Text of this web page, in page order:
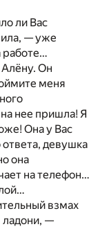
ли Вас
— уже
работе…
Он
меня
нее пришла! Я
Она у Вас
девушка
она
на телефон…
взмах
ладони, —